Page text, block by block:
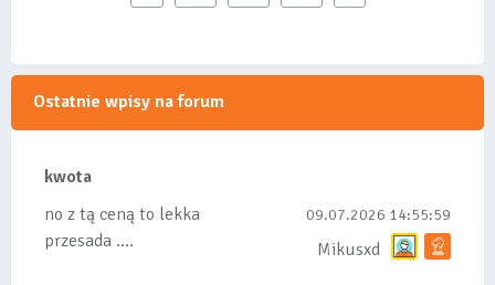
Ostatnie wpisy na forum
kwota
no z tą ceną to lekka
przesada ....
09.07.2026 14:55:59
Mikusxd